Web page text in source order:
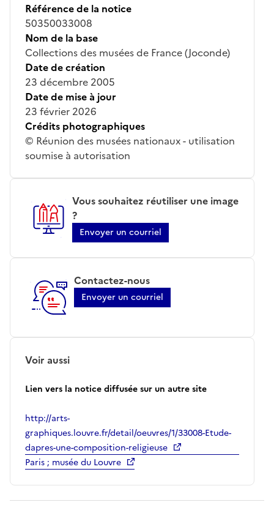
Référence de la notice
50350033008
Nom de la base
Collections des musées de France (Joconde)
Date de création
23 décembre 2005
Date de mise à jour
23 février 2026
Crédits photographiques
© Réunion des musées nationaux - utilisation
soumise à autorisation
Vous souhaitez réutiliser une image
?
Envoyer un courriel
Contactez-nous
Envoyer un courriel
Voir aussi
Lien vers la notice diffusée sur un autre site
http://arts-
graphiques.louvre.fr/detail/oeuvres/1/33008-Etude-
dapres-une-composition-religieuse
Paris ; musée du Louvre